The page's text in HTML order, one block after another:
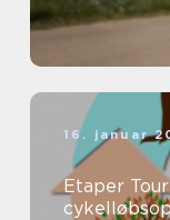
16. januar
Etaper